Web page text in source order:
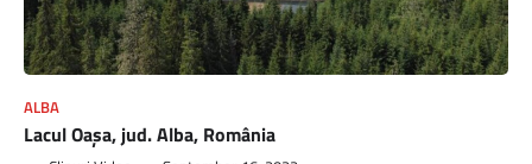
ALBA
Lacul Oașa, jud. Alba, România